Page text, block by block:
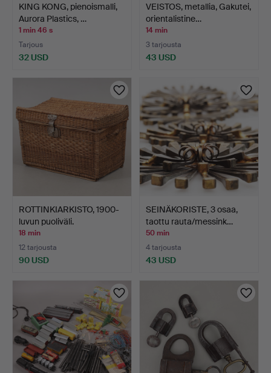
KING KONG, pienoismalli,
Aurora Plastics, …
1 min 46 s
Tarjous
32 USD
VEISTOS, metallia, Gakutei,
orientalistine…
14 min
3 tarjousta
43 USD
ROTTINKIARKISTO, 1900-
luvun puoliväli.
18 min
12 tarjousta
90 USD
SEINÄKORISTE, 3 osaa,
taottu rauta/messink…
50 min
4 tarjousta
43 USD